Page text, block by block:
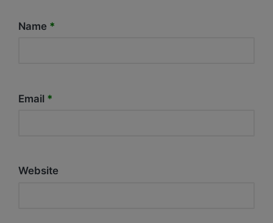
Name *
Email *
Website